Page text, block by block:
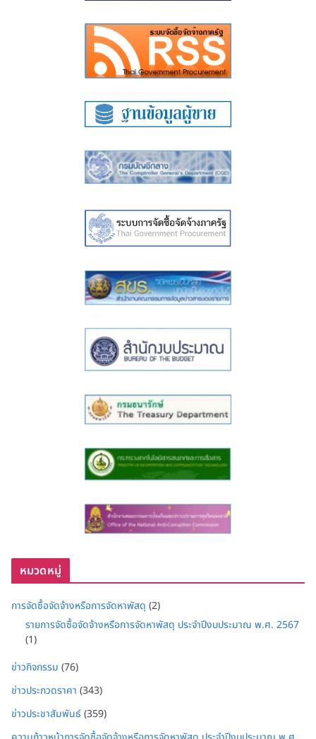
หมวดหมู่
การจัดซื้อจัดจ้างหรือการจัดหาพัสดุ (2)
รายการจัดซื้อจัดจ้างหรือการจัดหาพัสดุ ประจำปีงบประมาณ พ.ศ. 2567
(1)
ข่าวกิจกรรม (76)
ข่าวประกวดราคา (343)
ข่าวประชาสัมพันธ์(359)